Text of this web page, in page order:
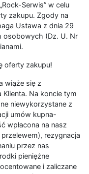
Serwis” w celu
zakupu. Zgody na
Ustawa z dnia 29
osobowych (Dz. U. Nr
oferty zakupu!
wiąże się z
Klienta. Na koncie tym
niewykorzystane z
umów kupna-
wpłacona na nasz
rezygnacja
przez nas
pieniężne
i zaliczane